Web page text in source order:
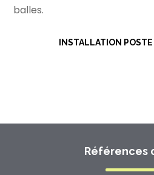
INSTALLATION
Références